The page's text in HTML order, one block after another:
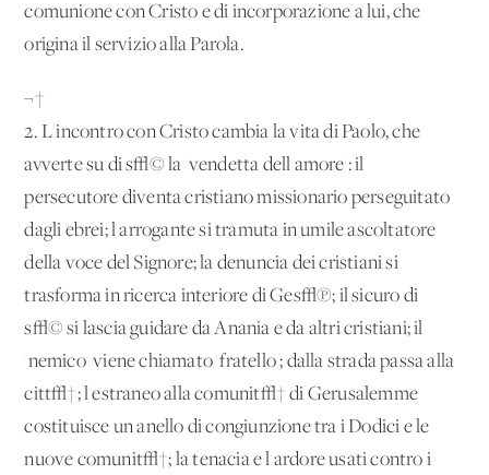
comunione con Cristo e di incorporazione a lui, che
origina il servizio alla Parola.
¬†
2. L'incontro con Cristo cambia la vita di Paolo, che
avverte su di s√© la 'vendetta dell'amore': il
persecutore diventa cristiano missionario perseguitato
dagli ebrei; l'arrogante si tramuta in umile ascoltatore
della voce del Signore; la denuncia dei cristiani si
trasforma in ricerca interiore di Ges√π; il sicuro di
s√© si lascia guidare da Anania e da altri cristiani; il
'nemico' viene chiamato 'fratello'; dalla strada passa alla
citt√†; l'estraneo alla comunit√† di Gerusalemme
costituisce un anello di congiunzione tra i Dodici e le
nuove comunit√†; la tenacia e l'ardore usati contro i